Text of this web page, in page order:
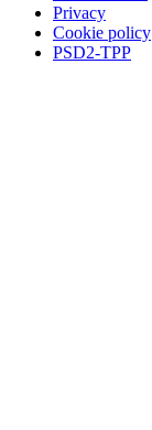
Privacy
Cookie policy
PSD2-TPP